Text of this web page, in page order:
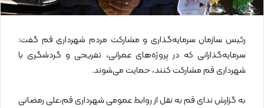
رئیس سازمان سرمایه‌گذاری و مشارکت مردم شهرداری قم گفت:
سرمایه‌گذارانی که در پروژه‌های عمرانی، تفریحی و گردشگری با
شهرداری قم مشارکت کنند، حمایت‌ می‌شوند.
به گزارش ندای قم به نقل از روابط عمومی شهرداری قم،علی رمضانی